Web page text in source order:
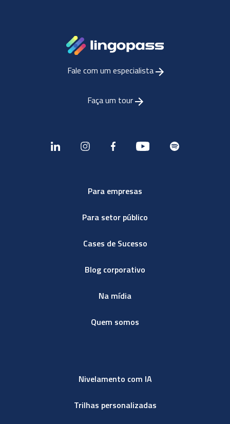
Fale com um especialista
Faça um tour
Para empresas
Para setor público
Cases de Sucesso
Blog corporativo
Na mídia
Quem somos
Nivelamento com IA
Trilhas personalizadas